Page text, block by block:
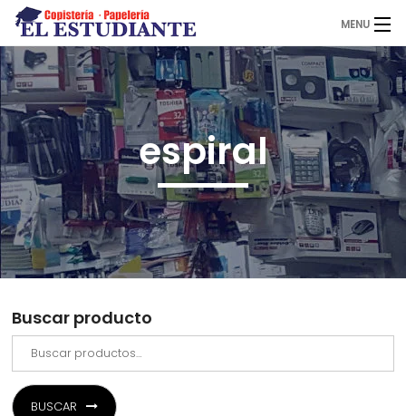
MENU
El Estudiante
Copistería
Papelería
Novedades
espiral
Buscar producto
BUSCAR